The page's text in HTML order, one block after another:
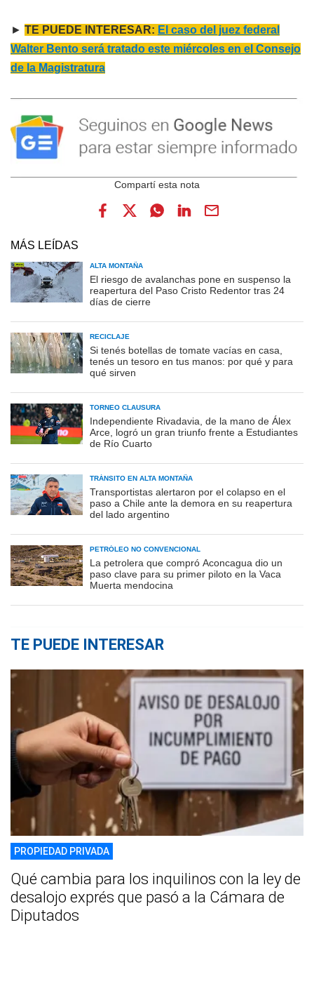
► TE PUEDE INTERESAR: El caso del juez federal
Walter Bento será tratado este miércoles en el Consejo
de la Magistratura
MÁS LEÍDAS
ALTA MONTAÑA
El riesgo de avalanchas pone en suspenso la
reapertura del Paso Cristo Redentor tras 24
días de cierre
RECICLAJE
Si tenés botellas de tomate vacías en casa,
tenés un tesoro en tus manos: por qué y para
qué sirven
TORNEO CLAUSURA
Independiente Rivadavia, de la mano de Álex
Arce, logró un gran triunfo frente a Estudiantes
de Río Cuarto
TRÁNSITO EN ALTA MONTAÑA
Transportistas alertaron por el colapso en el
paso a Chile ante la demora en su reapertura
del lado argentino
PETRÓLEO NO CONVENCIONAL
La petrolera que compró Aconcagua dio un
paso clave para su primer piloto en la Vaca
Muerta mendocina
TE PUEDE INTERESAR
PROPIEDAD PRIVADA
Qué cambia para los inquilinos con la ley de
desalojo exprés que pasó a la Cámara de
Diputados